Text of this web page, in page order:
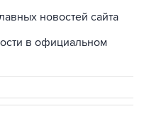
новостей сайта
в официальном